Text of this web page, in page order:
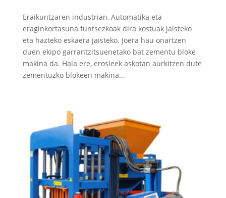
Eraikuntzaren industrian, Automatika eta
eraginkortasuna funtsezkoak dira kostuak jaisteko
eta hazteko eskaera jaisteko. Joera hau onartzen
duen ekipo garrantzitsuenetako bat zementu bloke
makina da. Hala ere, erosleek askotan aurkitzen dute
zementuzko blokeen makina...